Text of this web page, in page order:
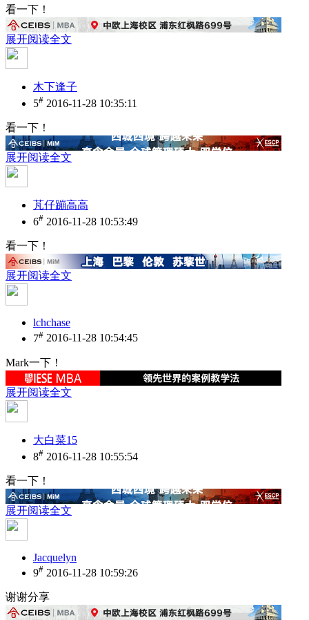
看一下！
展开阅读全文
木下逢子
5# 2016-11-28 10:35:11
看一下！
展开阅读全文
芃仔蹦高高
6# 2016-11-28 10:53:49
看一下！
展开阅读全文
lchchase
7# 2016-11-28 10:54:45
Mark一下！
展开阅读全文
大白菜15
8# 2016-11-28 10:55:54
看一下！
展开阅读全文
Jacquelyn
9# 2016-11-28 10:59:26
谢谢分享